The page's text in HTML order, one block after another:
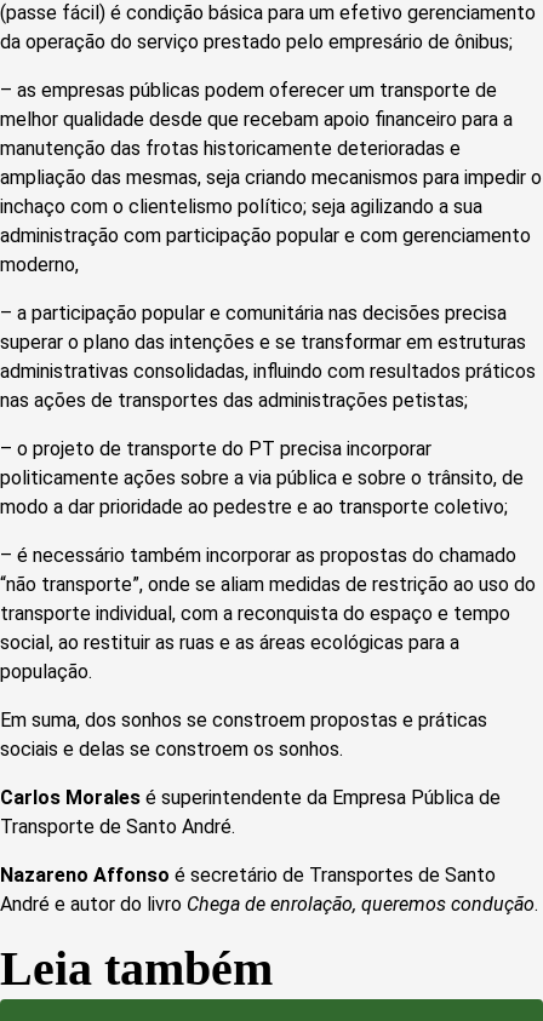
(passe fácil) é condição básica para um efetivo gerenciamento
da operação do serviço prestado pelo empresário de ônibus;
– as empresas públicas podem oferecer um transporte de
melhor qualidade desde que recebam apoio financeiro para a
manutenção das frotas historicamente deterioradas e
ampliação das mesmas, seja criando mecanismos para impedir o
inchaço com o clientelismo político; seja agilizando a sua
administração com participação popular e com gerenciamento
moderno,
– a participação popular e comunitária nas decisões precisa
superar o plano das intenções e se transformar em estruturas
administrativas consolidadas, influindo com resultados práticos
nas ações de transportes das administrações petistas;
– o projeto de transporte do PT precisa incorporar
politicamente ações sobre a via pública e sobre o trânsito, de
modo a dar prioridade ao pedestre e ao transporte coletivo;
– é necessário também incorporar as propostas do chamado
“não transporte”, onde se aliam medidas de restrição ao uso do
transporte individual, com a reconquista do espaço e tempo
social, ao restituir as ruas e as áreas ecológicas para a
população.
Em suma, dos sonhos se constroem propostas e práticas
sociais e delas se constroem os sonhos.
Carlos Morales é superintendente da Empresa Pública de
Transporte de Santo André.
Nazareno Affonso é secretário de Transportes de Santo
André e autor do livro Chega de enrolação, queremos condução.
Leia também